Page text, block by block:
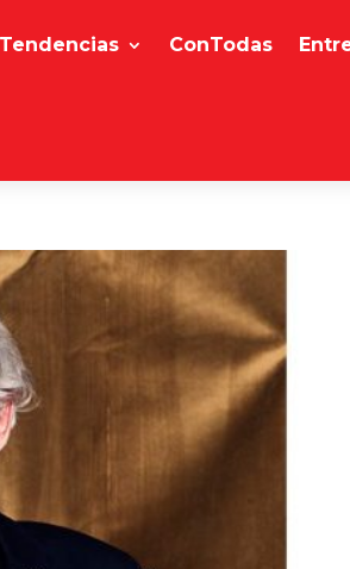
Tendencias ConTodas